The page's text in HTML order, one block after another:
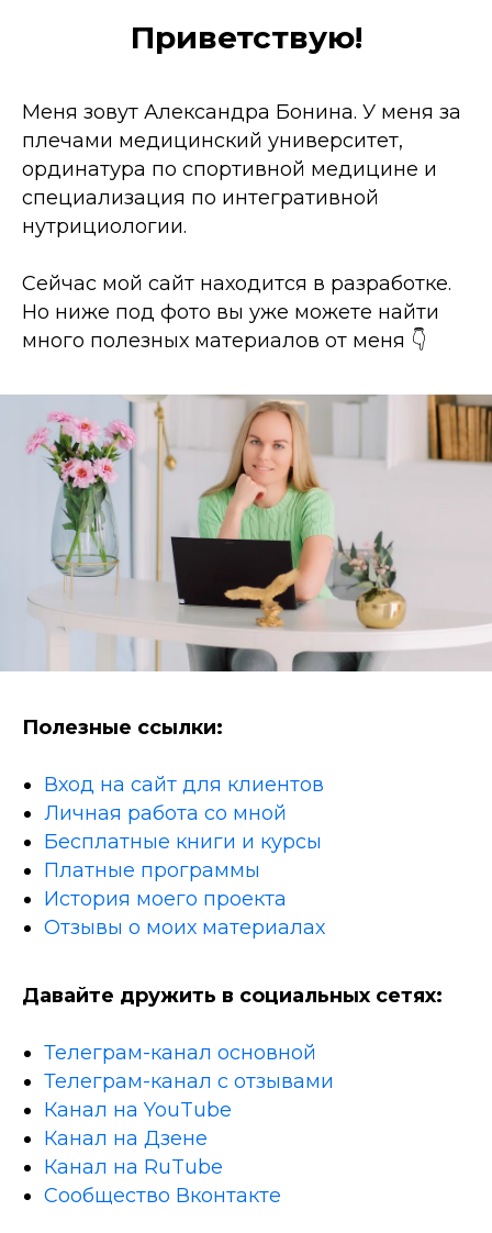
Приветствую!
Меня зовут Александра Бонина. У меня за
плечами медицинский университет,
ординатура по спортивной медицине и
специализация по интегративной
нутрициологии.
Сейчас мой сайт находится в разработке.
Но ниже под фото вы уже можете найти
много полезных материалов от меня 👇
Полезные ссылки:
Вход на сайт для клиентов
Личная работа со мной
Бесплатные книги и курсы
Платные программы
История моего проекта
Отзывы о моих материалах
Давайте дружить в социальных сетях:
Телеграм-канал основной
Телеграм-канал с отзывами
Канал на YouTube
Канал на Дзене
Канал на RuTube
Сообщество Вконтакте